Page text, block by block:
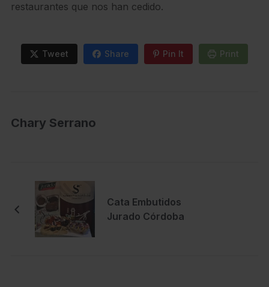
restaurantes que nos han cedido.
Tweet Share Pin It Print
Chary Serrano
Cata Embutidos
Jurado Córdoba